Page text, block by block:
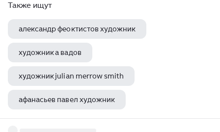
Также ищут
александр феоктистов художник
художник а вадов
художник julian merrow smith
афанасьев павел художник